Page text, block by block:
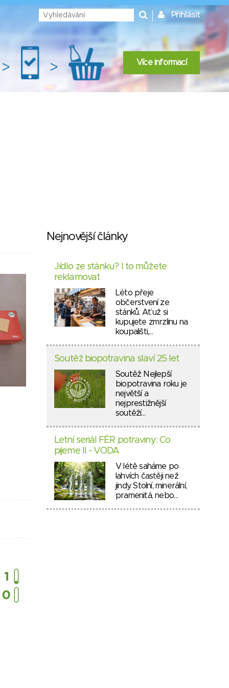
Přihlásit
> > Více informací
Nejnovější články
Jídlo ze stánku? I to můžete
reklamovat
Léto přeje
občerstvení ze
stánků. Ať už si
kupujete zmrzlinu na
koupališti,…
Soutěž biopotravina slaví 25 let
Soutěž Nejlepší
biopotravina roku je
největší a
nejprestižnější
soutěží…
Letní seriál FÉR potraviny: Co
pijeme II - VODA
V létě saháme po
lahvích častěji než
jindy. Stolní, minerální,
pramenitá, nebo…